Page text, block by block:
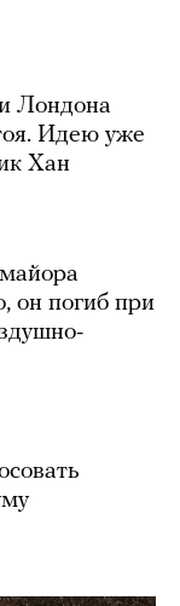
Лондона
Идею уже
Хан
он погиб при